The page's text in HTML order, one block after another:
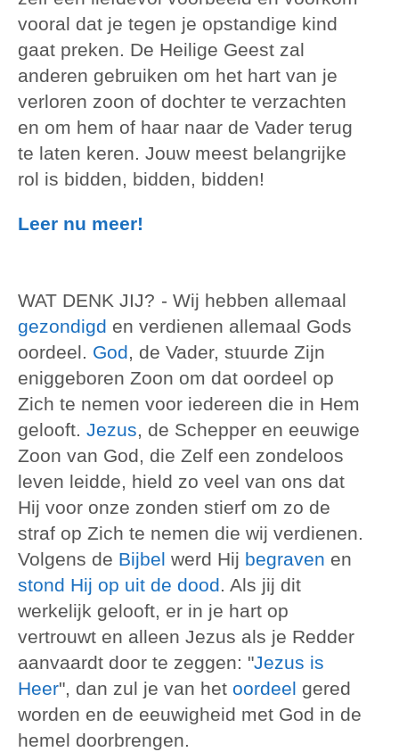
vooral dat je tegen je opstandige kind
gaat preken. De Heilige Geest zal
anderen gebruiken om het hart van je
verloren zoon of dochter te verzachten
en om hem of haar naar de Vader terug
te laten keren. Jouw meest belangrijke
rol is bidden, bidden, bidden!
Leer nu meer!
WAT DENK JIJ? - Wij hebben allemaal
gezondigd en verdienen allemaal Gods
oordeel. God, de Vader, stuurde Zijn
eniggeboren Zoon om dat oordeel op
Zich te nemen voor iedereen die in Hem
gelooft. Jezus, de Schepper en eeuwige
Zoon van God, die Zelf een zondeloos
leven leidde, hield zo veel van ons dat
Hij voor onze zonden stierf om zo de
straf op Zich te nemen die wij verdienen.
Volgens de Bijbel werd Hij begraven en
stond Hij op uit de dood. Als jij dit
werkelijk gelooft, er in je hart op
vertrouwt en alleen Jezus als je Redder
aanvaardt door te zeggen: "Jezus is
Heer", dan zul je van het oordeel gered
worden en de eeuwigheid met God in de
hemel doorbrengen.